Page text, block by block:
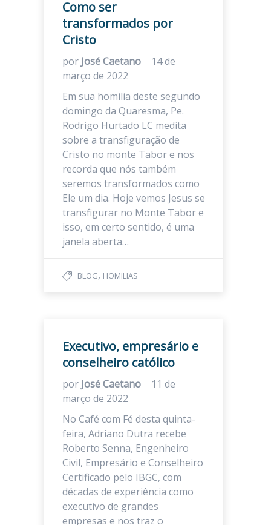
Como ser
transformados por
Cristo
por José Caetano
14 de
março de 2022
Em sua homilia deste segundo
domingo da Quaresma, Pe.
Rodrigo Hurtado LC medita
sobre a transfiguração de
Cristo no monte Tabor e nos
recorda que nós também
seremos transformados como
Ele um dia. Hoje vemos Jesus se
transfigurar no Monte Tabor e
isso, em certo sentido, é uma
janela aberta…
BLOG, HOMILIAS
Executivo, empresário e
conselheiro católico
por José Caetano
11 de
março de 2022
No Café com Fé desta quinta-
feira, Adriano Dutra recebe
Roberto Senna, Engenheiro
Civil, Empresário e Conselheiro
Certificado pelo IBGC, com
décadas de experiência como
executivo de grandes
empresas e nos traz o